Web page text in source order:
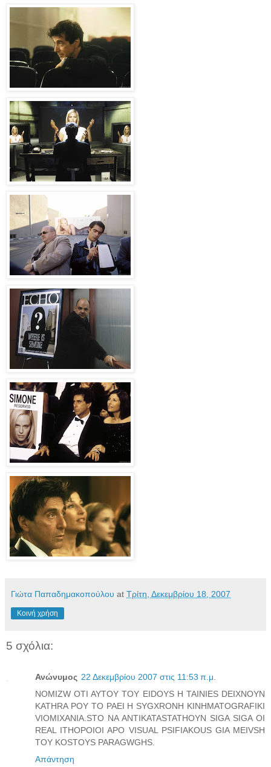
Γιώτα Παπαδημακοπούλου at Τρίτη, Δεκεμβρίου 18, 2007
Κοινή χρήση
5 σχόλια:
Ανώνυμος 22 Δεκεμβρίου 2007 στις 11:53 π.μ.
NOMIZW OTI AYTOY TOY EIDOYS H TAINIES DEIXNOYN
KATHRA POY TO PAEI H SYGXRONH KINHMATOGRAFIKI
VIOMIXANIA.STO NA ANTIKATASTATHOYN SIGA SIGA OI
REAL ITHOPOIOI APO VISUAL PSIFIAKOUS GIA MEIVSH
TOY KOSTOYS PARAGWGHS.
Απάντηση